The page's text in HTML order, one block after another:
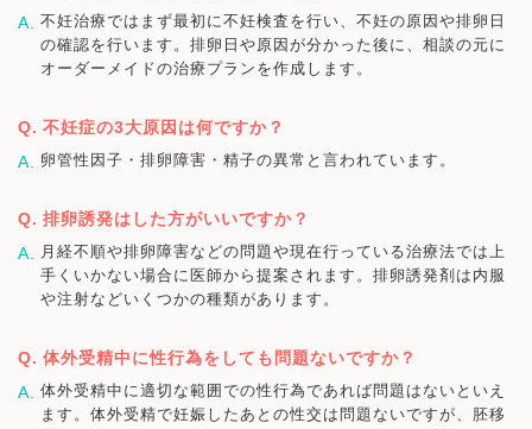
不妊治療ではまず最初に不妊検査を行い、不妊の原因や排卵日
の確認を行います。排卵日や原因が分かった後に、相談の元に
オーダーメイドの治療プランを作成します。
不妊症の3大原因は何ですか？
卵管性因子・排卵障害・精子の異常と言われています。
排卵誘発はした方がいいですか？
月経不順や排卵障害などの問題や現在行っている治療法では上
手くいかない場合に医師から提案されます。排卵誘発剤は内服
や注射などいくつかの種類があります。
体外受精中に性行為をしても問題ないですか？
体外受精中に適切な範囲での性行為であれば問題はないといえ
ます。体外受精で妊娠したあとの性交は問題ないですが、胚移